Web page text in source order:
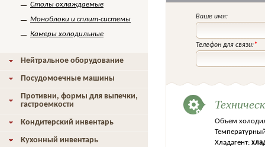
Ваше имя:
Телефон для связи:*
Объем
Хладагент:
Столы охлаждаемые
Моноблоки и сплит-системы
Камеры холодильные
Нейтральное оборудование
Посудомоечные машины
Противни, формы для выпечки,
гастроемкости
Кондитерский инвентарь
Кухонный инвентарь